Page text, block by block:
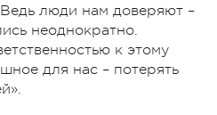
люди нам доверяют –
неоднократно.
к этому
для нас – потерять